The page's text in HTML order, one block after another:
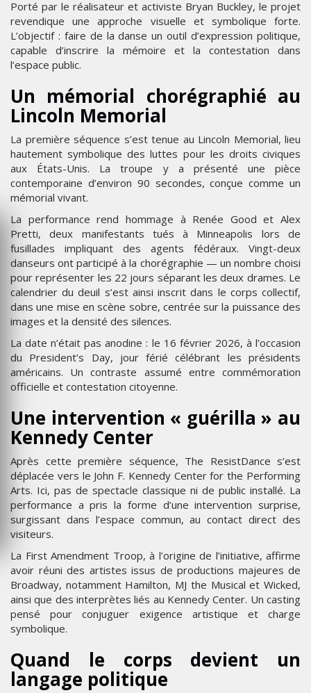
Porté par le réalisateur et activiste Bryan Buckley, le projet
revendique une approche visuelle et symbolique forte.
L’objectif : faire de la danse un outil d’expression politique,
capable d’inscrire la mémoire et la contestation dans
l’espace public.
Un mémorial chorégraphié au
Lincoln Memorial
La première séquence s’est tenue au Lincoln Memorial, lieu
hautement symbolique des luttes pour les droits civiques
aux États-Unis. La troupe y a présenté une pièce
contemporaine d’environ 90 secondes, conçue comme un
mémorial vivant.
La performance rend hommage à Renée Good et Alex
Pretti, deux manifestants tués à Minneapolis lors de
fusillades impliquant des agents fédéraux. Vingt-deux
danseurs ont participé à la chorégraphie — un nombre choisi
pour représenter les 22 jours séparant les deux drames. Le
calendrier du deuil s’est ainsi inscrit dans le corps collectif,
dans une mise en scène sobre, centrée sur la puissance des
images et la densité des silences.
La date n’était pas anodine : le 16 février 2026, à l’occasion
du President’s Day, jour férié célébrant les présidents
américains. Un contraste assumé entre commémoration
officielle et contestation citoyenne.
Une intervention « guérilla » au
Kennedy Center
Après cette première séquence, The ResistDance s’est
déplacée vers le John F. Kennedy Center for the Performing
Arts. Ici, pas de spectacle classique ni de public installé. La
performance a pris la forme d’une intervention surprise,
surgissant dans l’espace commun, au contact direct des
visiteurs.
La First Amendment Troop, à l’origine de l’initiative, affirme
avoir réuni des artistes issus de productions majeures de
Broadway, notamment Hamilton, MJ the Musical et Wicked,
ainsi que des interprètes liés au Kennedy Center. Un casting
pensé pour conjuguer exigence artistique et charge
symbolique.
Quand le corps devient un
langage politique